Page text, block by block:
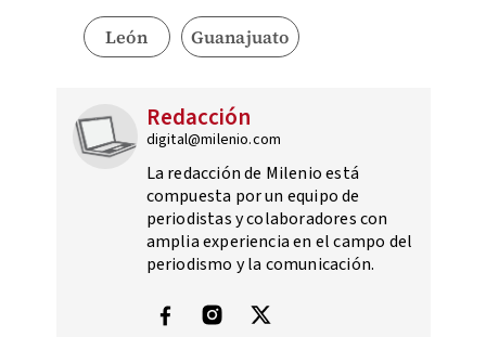
León Guanajuato
Redacción
digital@milenio.com
La redacción de Milenio está
compuesta por un equipo de
periodistas y colaboradores con
amplia experiencia en el campo del
periodismo y la comunicación.